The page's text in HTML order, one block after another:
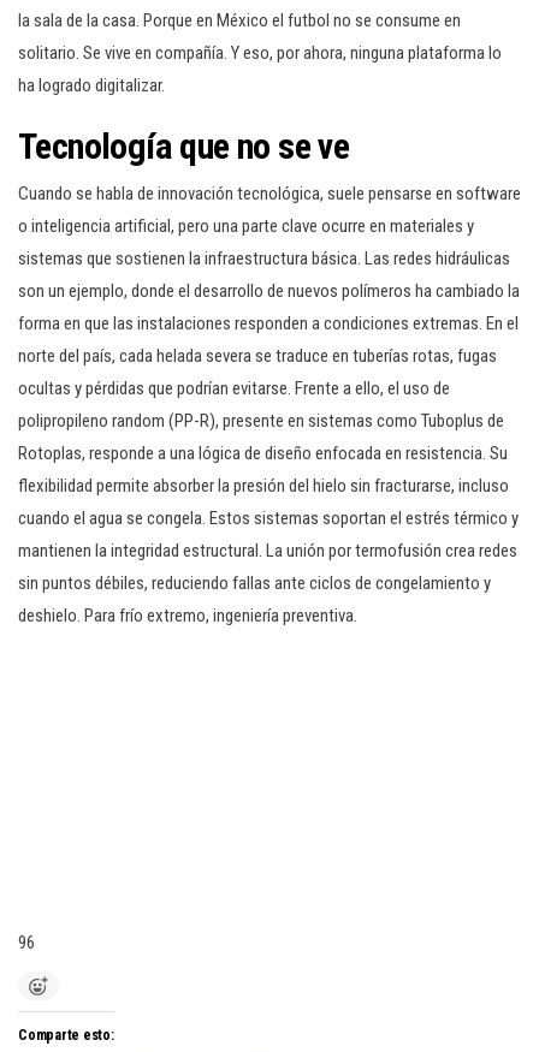
la sala de la casa. Porque en México el futbol no se consume en
solitario. Se vive en compañía. Y eso, por ahora, ninguna plataforma lo
ha logrado digitalizar.
Tecnología que no se ve
Cuando se habla de innovación tecnológica, suele pensarse en software
o inteligencia artificial, pero una parte clave ocurre en materiales y
sistemas que sostienen la infraestructura básica. Las redes hidráulicas
son un ejemplo, donde el desarrollo de nuevos polímeros ha cambiado la
forma en que las instalaciones responden a condiciones extremas. En el
norte del país, cada helada severa se traduce en tuberías rotas, fugas
ocultas y pérdidas que podrían evitarse. Frente a ello, el uso de
polipropileno random (PP-R), presente en sistemas como Tuboplus de
Rotoplas, responde a una lógica de diseño enfocada en resistencia. Su
flexibilidad permite absorber la presión del hielo sin fracturarse, incluso
cuando el agua se congela. Estos sistemas soportan el estrés térmico y
mantienen la integridad estructural. La unión por termofusión crea redes
sin puntos débiles, reduciendo fallas ante ciclos de congelamiento y
deshielo. Para frío extremo, ingeniería preventiva.
96
Comparte esto: